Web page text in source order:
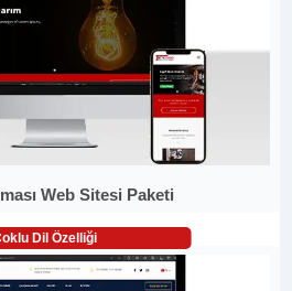
Web Sitesi Paketi
Dil Özelliği